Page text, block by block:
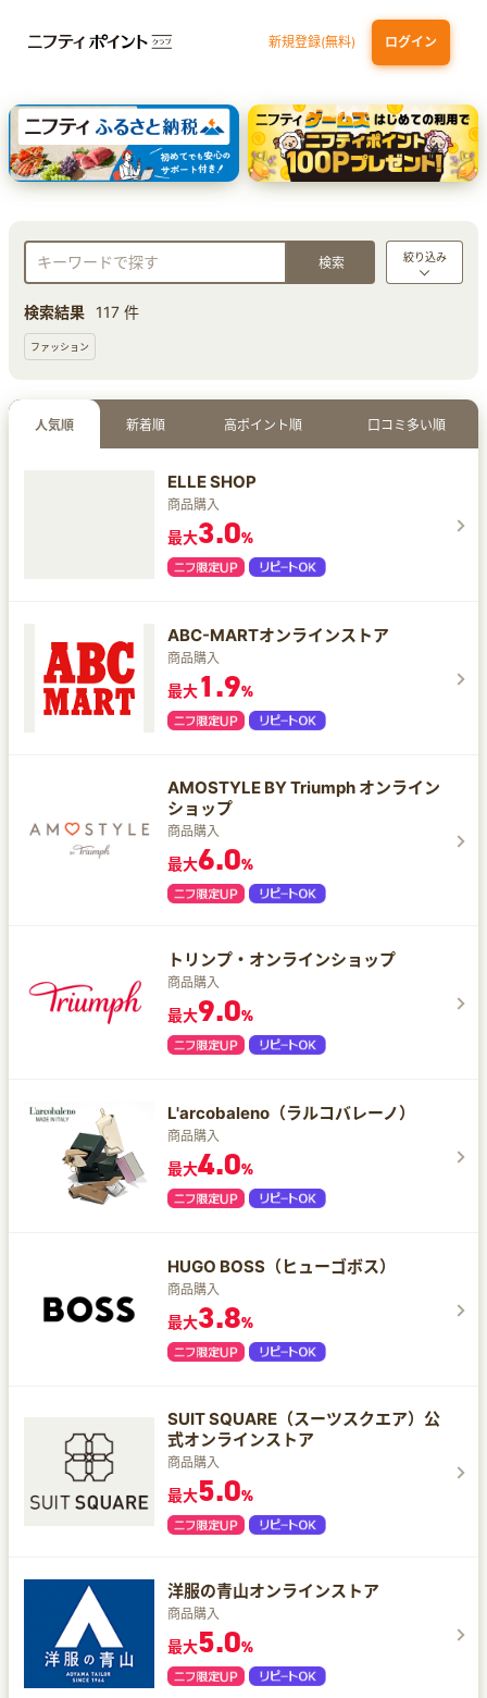
新規登録(無料) ログイン
dカード 九州カードNEXT JCB ORIGINAL SERIES：JCBカード S
三井住友カード ゴールド（NL）（家族カード発行）
【実質初月無料】DMM | Disney+(ディズニープラス) セットプラン
絞り込み
検索結果 117 件
ファッション
人気順 新着順 高ポイント順 口コミ多い順
ELLE SHOP
商品購入
最大3.0%
ABC-MARTオンラインストア
商品購入
最大1.9%
AMOSTYLE BY Triumph オンライン
ショップ
商品購入
最大6.0%
トリンプ・オンラインショップ
商品購入
最大9.0%
L'arcobaleno（ラルコバレーノ）
商品購入
最大4.0%
HUGO BOSS（ヒューゴボス）
商品購入
最大3.8%
SUIT SQUARE（スーツスクエア）公
式オンラインストア
商品購入
最大5.0%
洋服の青山オンラインストア
商品購入
最大5.0%